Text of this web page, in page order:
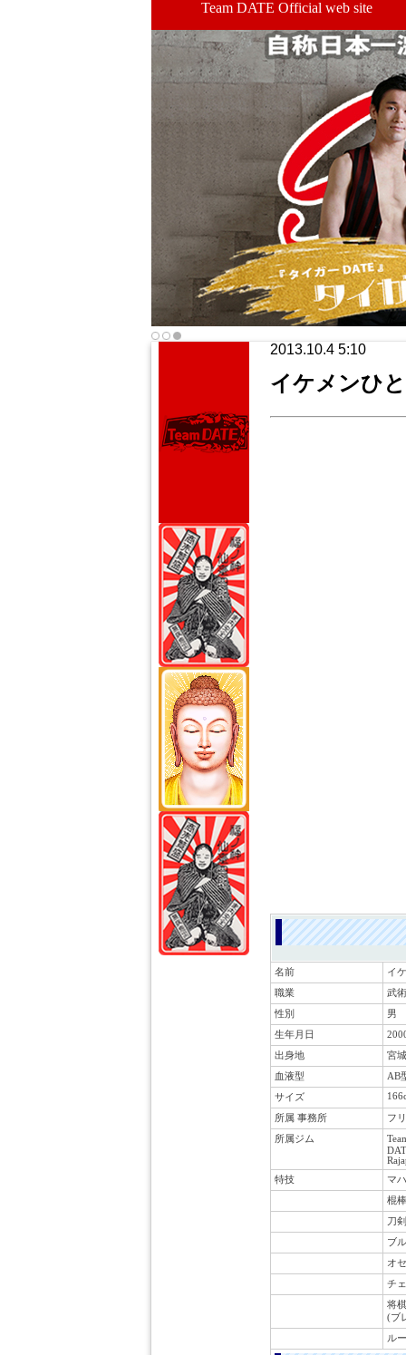
Team DATE Official web site
2013.10.4 5:10
イケメンひ
名前 イ
職業 武
性別 男
生年月日
出身地 宮
血液型 AB
サイズ
所属 事務所 フ
所属ジム
特技
マ
棍
刀
ブ
オ
チ
将
(ブ
ル